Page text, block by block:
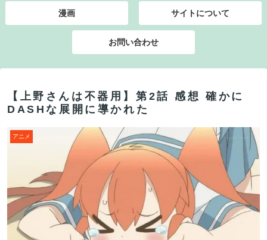
漫画 サイトについて
お問い合わせ
【上野さんは不器用】第2話 感想 確かに
DASHな展開に導かれた
アニメ